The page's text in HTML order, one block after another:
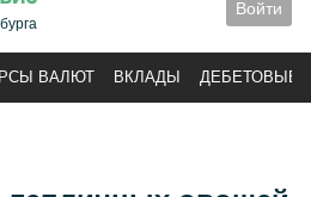
Войти
ВАЛЮТ ВКЛАДЫ ДЕБЕТОВЫЕ